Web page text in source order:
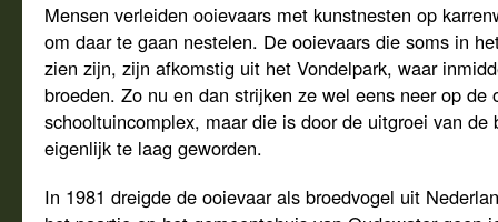
Mensen verleiden ooievaars met kunstnesten op
om daar te gaan nestelen. De ooievaars die soms in
zien zijn, zijn afkomstig uit het Vondelpark, waar
broeden. Zo nu en dan strijken ze wel eens neer op de
schooltuincomplex, maar die is door de uitgroei van de
eigenlijk te laag geworden.
In 1981 dreigde de ooievaar als broedvogel uit